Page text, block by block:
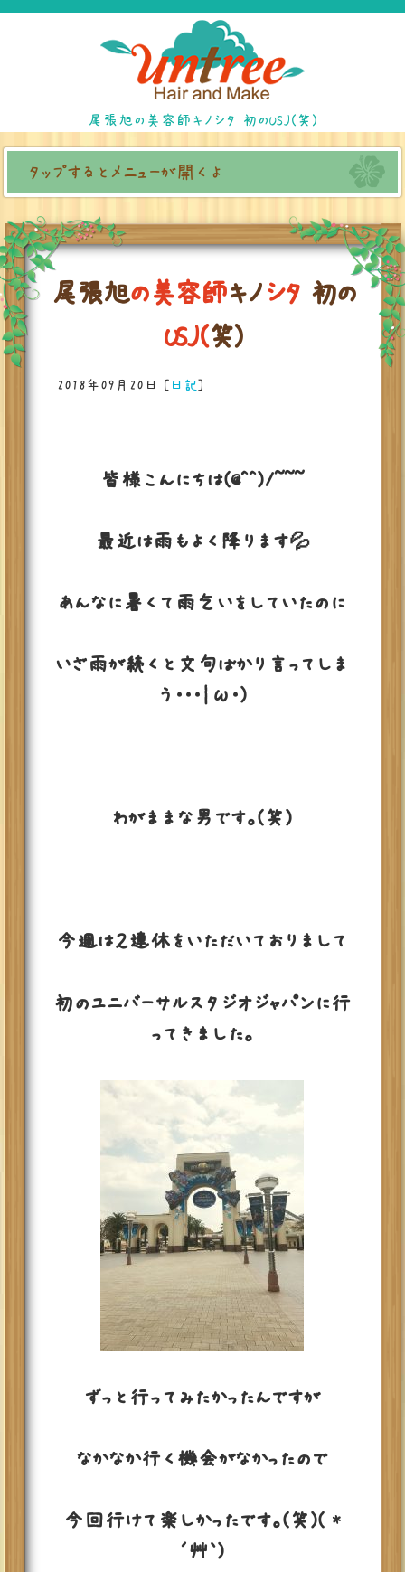
尾張旭の美容師キノシタ 初のUSJ(笑)
タップするとメニューが開くよ
尾張旭の美容師キノシタ 初の
USJ(笑)
2018年09月20日 [日記]
皆様こんにちは(@^^)/~~~
最近は雨もよく降ります💦
あんなに暑くて雨乞いをしていたのに
いざ雨が続くと文句ばかり言ってしま
う・・・|ω・)
わがままな男です。(笑)
今週は２連休をいただいておりまして
初のユニバーサルスタジオジャパンに行
ってきました。
ずっと行ってみたかったんですが
なかなか行く機会がなかったので
今回行けて楽しかったです。(笑)( *
´艸｀)